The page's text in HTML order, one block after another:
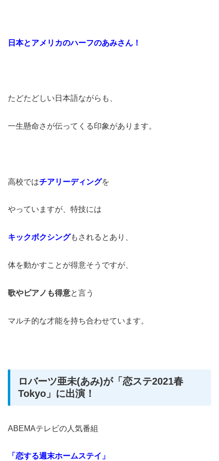
日本とアメリカのハーフのあみさん！
たどたどしい日本語ながらも、
一生懸命さが伝ってくる印象があります。
高校ではチアリーディングを
やっていますが、特技には
キックボクシングもされるとあり、
体を動かすことが得意そうですが、
歌やピアノも得意と言う
マルチ的な才能を持ち合わせています。
ロバーツ亜未(あみ)が「恋ステ2021春
Tokyo」に出演！
ABEMAテレビの人気番組
「恋する週末ホームステイ」